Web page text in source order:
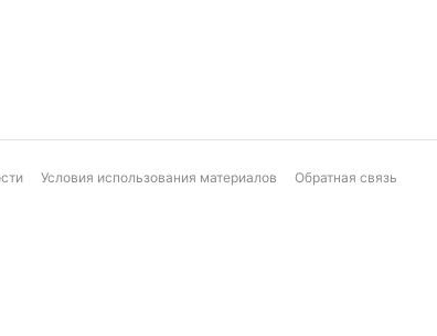
Условия использования материалов Обратная связь